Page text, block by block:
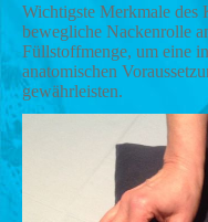
Wichtigste Merkmale des
bewegliche Nackenrolle
Füllstoffmenge, um eine
anatomischen
gewährleisten.